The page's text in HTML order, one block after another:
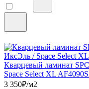
Кварцевый ламинат
Space Select XL
3 350₽/м2